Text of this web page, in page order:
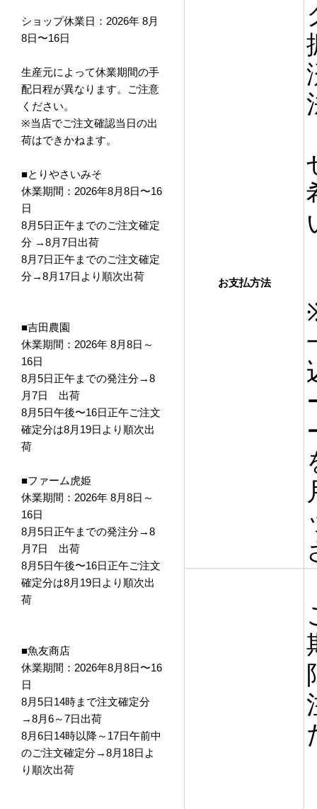
ショップ休業日：2026年 8月
8日〜16日
生産元によって休業期間の手
配日程が異なります。ご注意
ください。
※当店でご注文確認当日の出
荷はできかねます。
■とりやさいみそ
休業期間：2026年8月8日〜16
日
8月5日正午までのご注文確定
分 →8月7日出荷
8月7日正午までのご注文確定
分→8月17日より順次出荷
■吉田農園
休業期間：2026年 8月8日～
16日
8月5日正午までの発注分→8
月7日 出荷
8月5日午後〜16日正午ご注文
確定分は8月19日より順次出
荷
■ファーム虎姫
休業期間：2026年 8月8日～
16日
8月5日正午までの発注分→8
月7日 出荷
8月5日午後〜16日正午ご注文
確定分は8月19日より順次出
荷
■魚友商店
休業期間：2026年8月8日〜16
日
8月5日14時まで注文確定分
→8月6～7日出荷
8月6日14時以降～17日午前中
のご注文確定分→8月18日よ
り順次出荷
お支払方法